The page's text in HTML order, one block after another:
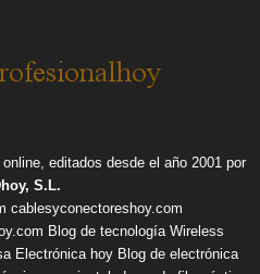
editados desde el año 2001 por
S.L.
cablesyconectoreshoy.com
Blog de tecnología Wireless
Electrónica hoy Blog de electrónica